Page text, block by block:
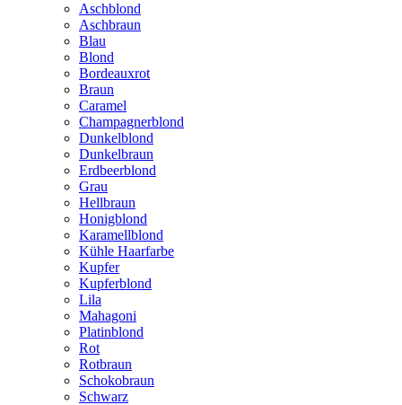
Aschblond
Aschbraun
Blau
Blond
Bordeauxrot
Braun
Caramel
Champagnerblond
Dunkelblond
Dunkelbraun
Erdbeerblond
Grau
Hellbraun
Honigblond
Karamellblond
Kühle Haarfarbe
Kupfer
Kupferblond
Lila
Mahagoni
Platinblond
Rot
Rotbraun
Schokobraun
Schwarz